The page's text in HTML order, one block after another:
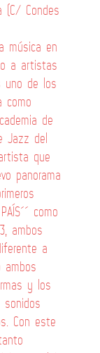
(C/ Condes
música en
a artistas
uno de los
como
de
Jazz del
que
panorama
como
ambos
a
y los
Con este